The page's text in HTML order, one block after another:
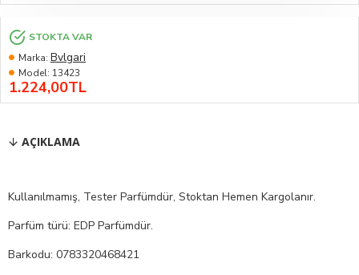
1.224,00TL
STOKTA VAR
Marka: Bvlgari
Model: 13423
AÇIKLAMA
Kullanılmamış, Tester Parfümdür, Stoktan Hemen Kargolanır.
Parfüm türü: EDP Parfümdür.
Barkodu: 0783320468421